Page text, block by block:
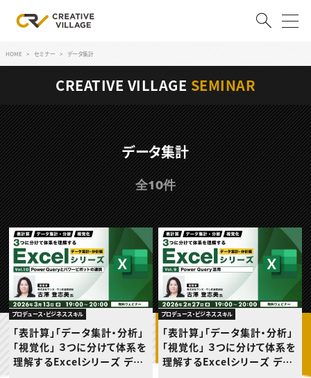
ログイン 会員登録
RECRUIT
クリエイター求人を探す
CREATIVE JOB求人検索
特集求人
採用説明会
転職支援サービス
CONTENTS
スキルアップしたい！
スキルアップしたい！ トップ
デザイン
プログラミング
動画配信・映像制作
編集・ライティング
マーケティング
ディレクション
業界解説・キャリア事情
お役立ち基礎知識
TOP Creator’s コラム
TOP Creator’s コラム トップ
Webクリエイター
アプリクリエイター
ゲームクリエイター
映像クリエイター
マーケッター
セミナー
ニュース・トレンド
HOME セミナー データ集計
CREATIVE VILLAGE SEMINAR
データ集計
全10件
プロデュース・ビジネススキル
「表計算」「データ集計・分析」
「視覚化」 ３つに分けて体系を
理解するExcelシリーズ デー
プロデュース・ビジネススキル
「表計算」「データ集計・分析」
「視覚化」 ３つに分けて体系を
理解するExcelシリーズ デー